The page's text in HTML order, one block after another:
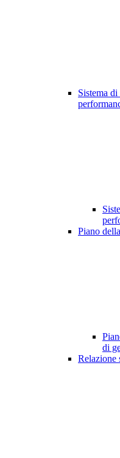
Sistema
Piano
di
Relazione